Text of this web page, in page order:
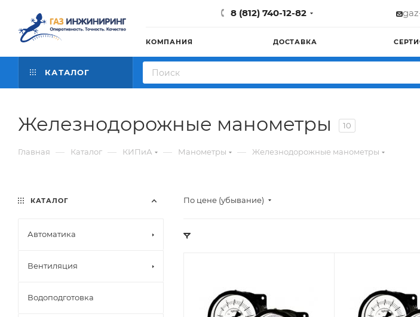
8 (812) 740-12-82
КОМПАНИЯ ДОСТАВКА
КАТАЛОГ
Железнодорожные манометры 10
Главная — Каталог — КИПиА — Манометры — Железнодорожные манометры
По цене (убывание)
КАТАЛОГ
Автоматика
Вентиляция
Водоподготовка